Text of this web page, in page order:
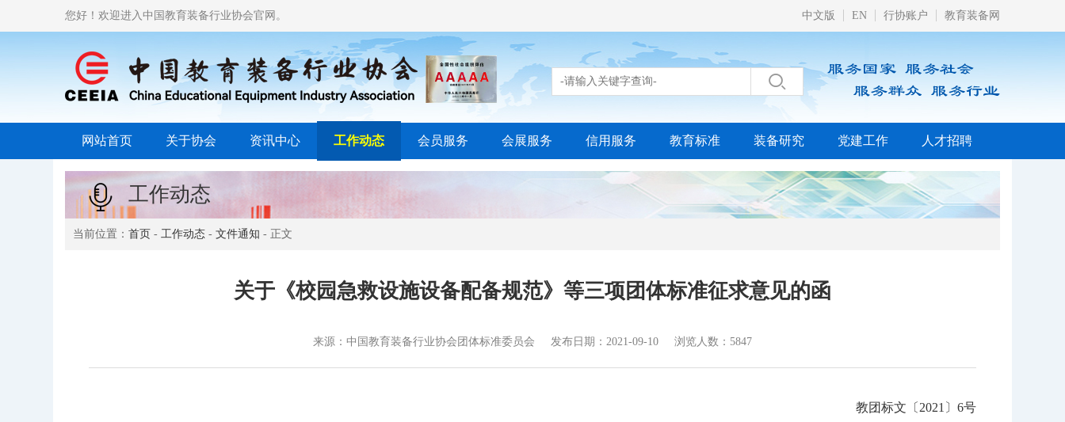
中文版 EN 行协账户 教育装备网
您好！欢迎进入中国教育装备行业协会官网。

网站首页 关于协会 资讯中心 工作动态 会员服务 会展服务 信用服务 教育标准 装备研究 党建工作 人才招聘
工作动态
当前位置： 首页 - 工作动态 - 文件通知 - 正文
关于《校园急救设施设备配备规范》等三项团体标准征求意见的函
来源：中国教育装备行业协会团体标准委员会 发布日期：2021-09-10 浏览人数：5847
教团标文〔2021〕6号